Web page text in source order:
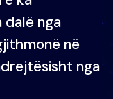
nga
në
nga